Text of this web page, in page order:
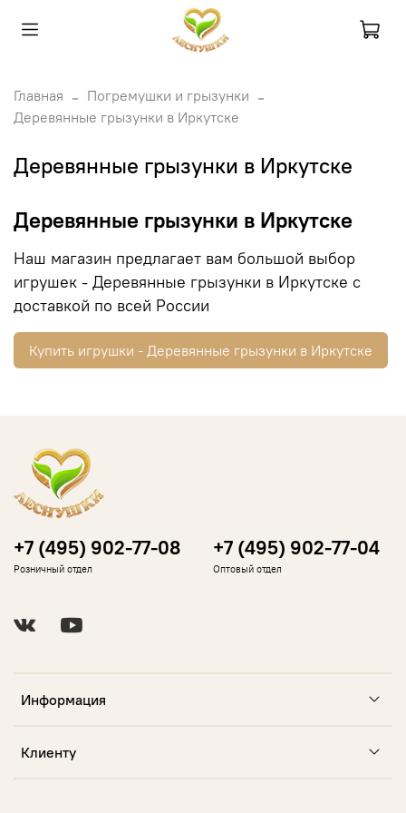
Главная
Погремушки и грызунки
Деревянные грызунки в Иркутске
Деревянные грызунки в Иркутске
Деревянные грызунки в Иркутске
Наш магазин предлагает вам большой выбор
игрушек - Деревянные грызунки в Иркутске с
доставкой по всей России
Купить игрушки - Деревянные грызунки в Иркутске
Информация
Клиенту
+7 (495) 902-77-08
Розничный отдел
+7 (495) 902-77-04
Оптовый отдел